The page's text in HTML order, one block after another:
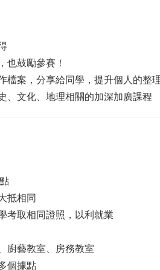
也鼓勵參賽！
檔案，分享給同學，提升個人的整
、文化、地理相關的加深加廣課程
抵相同
考取相同證照，以利就業
廚藝教室、房務教室
個據點